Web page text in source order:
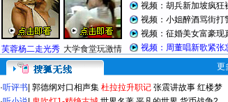
芙蓉杨二走光秀 大学食堂玩激情
视频：胡兵新加坡疯狂
视频：小姐醉酒骂街打
视频：征婚美女富豪现
视频：周董唱新歌紧张
更
·听评书 郭德纲对口相声集 杜拉拉升职记 张震讲故事 红楼梦